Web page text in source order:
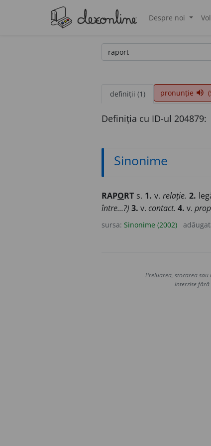
Despre noi
definiții (1) pronunție volume_up
Definiția cu ID-ul 204879:
Sinonime
RAPORT s. 1. v. relație. 2.
între...?) 3. v. contact. 4. v.
sursa: Sinonime (2002)
Preluarea, stocarea
interzise